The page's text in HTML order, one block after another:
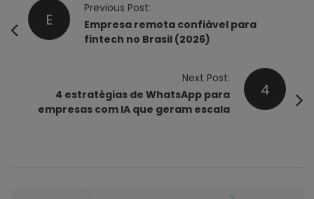
E
Previous Post:
Empresa remota confiável para
fintech no Brasil (2026)
4
Next Post:
4 estratégias de WhatsApp para
empresas com IA que geram escala